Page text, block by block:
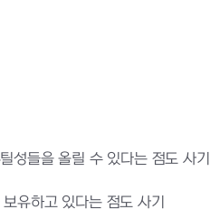
성들을 올릴 수 있다는 점도 사기
유하고 있다는 점도 사기